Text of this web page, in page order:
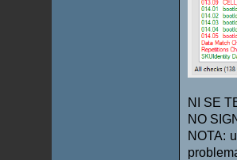
NI SE
NO
NOTA: